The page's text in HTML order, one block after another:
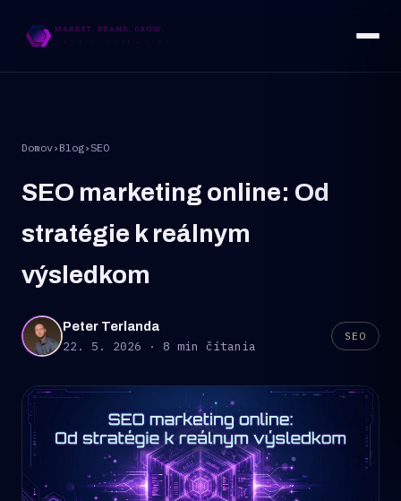
Domov› Blog› SEO
SEO marketing online: Od
stratégie k reálnym
výsledkom
Peter Terlanda
22. 5. 2026 · 8 min čítania
SEO